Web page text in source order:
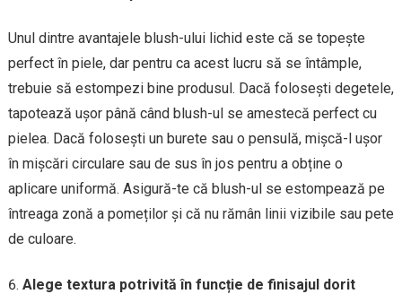
Unul dintre avantajele blush-ului lichid este că se topește
perfect în piele, dar pentru ca acest lucru să se întâmple,
trebuie să estompezi bine produsul. Dacă folosești degetele,
tapotează ușor până când blush-ul se amestecă perfect cu
pielea. Dacă folosești un burete sau o pensulă, mișcă-l ușor
în mișcări circulare sau de sus în jos pentru a obține o
aplicare uniformă. Asigură-te că blush-ul se estompează pe
întreaga zonă a pomeților și că nu rămân linii vizibile sau pete
de culoare.
Alege textura potrivită în funcție de finisajul dorit